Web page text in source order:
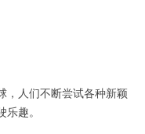
人们不断尝试各种新颖
趣。